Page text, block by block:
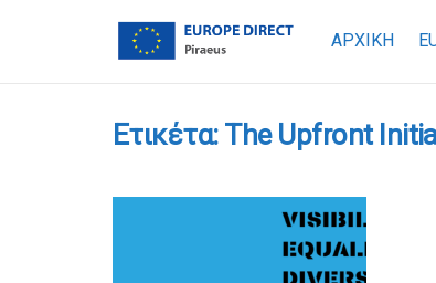
ΑΡΧΙΚΗ
Ετικέτα: The Upfront